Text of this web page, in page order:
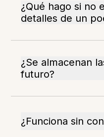
¿Qué hago si no
detalles de un
¿Se almacenan
futuro?
¿Funciona sin